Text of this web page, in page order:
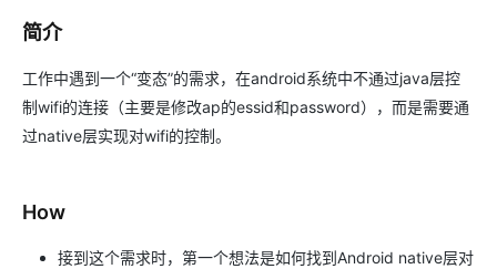
简介
工作中遇到一个“变态”的需求，在android系统中不通过java层控
制wifi的连接（主要是修改ap的essid和password），而是需要通
过native层实现对wifi的控制。
How
接到这个需求时，第一个想法是如何找到Android native层对